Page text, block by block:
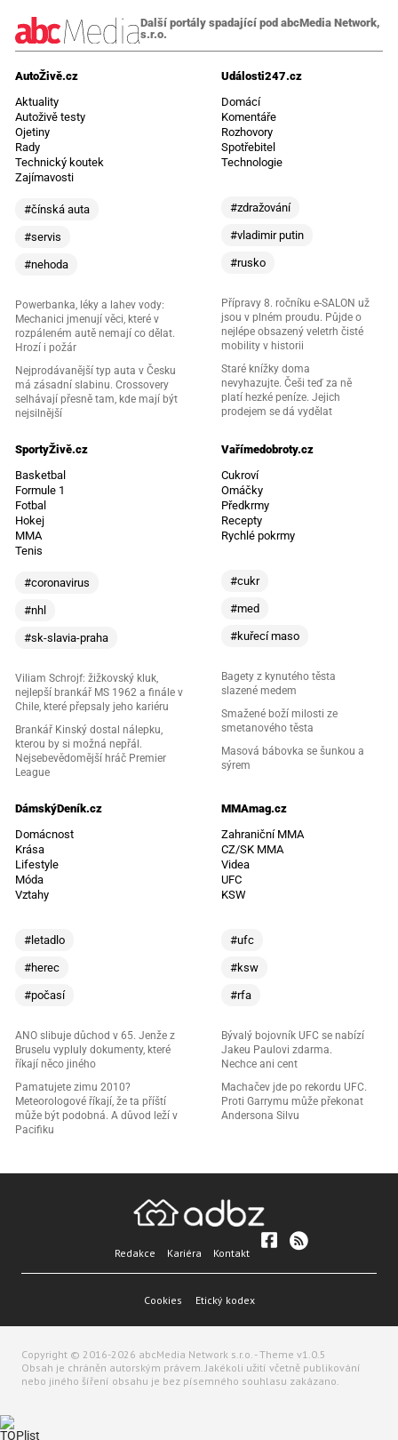
Další portály spadající pod abcMedia Network,
s.r.o.
AutoŽivě.cz
Aktuality
Autoživě testy
Ojetiny
Rady
Technický koutek
Zajímavosti
#čínská auta
#servis
#nehoda
Powerbanka, léky a lahev vody:
Mechanici jmenují věci, které v
rozpáleném autě nemají co dělat.
Hrozí i požár
Nejprodávanější typ auta v Česku
má zásadní slabinu. Crossovery
selhávají přesně tam, kde mají být
nejsilnější
Události247.cz
Domácí
Komentáře
Rozhovory
Spotřebitel
Technologie
#zdražování
#vladimir putin
#rusko
Přípravy 8. ročníku e-SALON už
jsou v plném proudu. Půjde o
nejlépe obsazený veletrh čisté
mobility v historii
Staré knížky doma
nevyhazujte. Češi teď za ně
platí hezké peníze. Jejich
prodejem se dá vydělat
SportyŽivě.cz
Basketbal
Formule 1
Fotbal
Hokej
MMA
Tenis
#coronavirus
#nhl
#sk-slavia-praha
Viliam Schrojf: žižkovský kluk,
nejlepší brankář MS 1962 a finále v
Chile, které přepsaly jeho kariéru
Brankář Kinský dostal nálepku,
kterou by si možná nepřál.
Nejsebevědomější hráč Premier
League
Vařímedobroty.cz
Cukroví
Omáčky
Předkrmy
Recepty
Rychlé pokrmy
#cukr
#med
#kuřecí maso
Bagety z kynutého těsta
slazené medem
Smažené boží milosti ze
smetanového těsta
Masová bábovka se šunkou a
sýrem
DámskýDeník.cz
Domácnost
Krása
Lifestyle
Móda
Vztahy
#letadlo
#herec
#počasí
ANO slibuje důchod v 65. Jenže z
Bruselu vypluly dokumenty, které
říkají něco jiného
Pamatujete zimu 2010?
Meteorologové říkají, že ta příští
může být podobná. A důvod leží v
Pacifiku
MMAmag.cz
Zahraniční MMA
CZ/SK MMA
Videa
UFC
KSW
#ufc
#ksw
#rfa
Bývalý bojovník UFC se nabízí
Jakeu Paulovi zdarma.
Nechce ani cent
Machačev jde po rekordu UFC.
Proti Garrymu může překonat
Andersona Silvu
Redakce Kariéra Kontakt
Cookies Etický kodex
Copyright © 2016-2026 abcMedia Network s.r.o. - Theme v1.0.5
Obsah je chráněn autorským právem. Jakékoli užití včetně publikování
nebo jiného šíření obsahu je bez písemného souhlasu zakázano.